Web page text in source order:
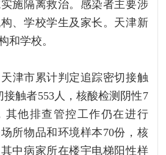
施隔离救治。感染者主要涉
、学校学生及家长。天津新
和学校。
津市累计判定追踪密切接触
接触者553人，核酸检测阴性7
其他排查管控工作仍在进行
所物品和环境样本70份，核
中病家所在楼宇电梯阳性样